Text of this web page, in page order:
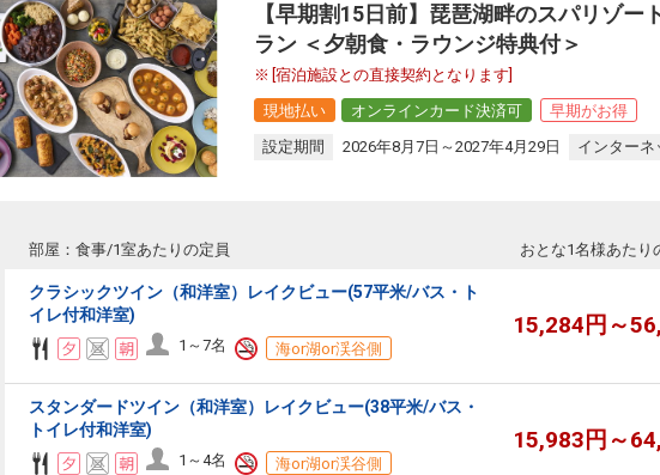
【早期割15日前】琵琶湖畔のスパリゾー
ラン ＜夕朝食・ラウンジ特典付＞
[宿泊施設との直接契約となります]
現地払い
オンラインカード決済可
早期がお得
設定期間
2026年8月7日～2027年4月29日 インターネ
部屋：食事/1室あたりの定員 おとな1名様あたり
クラシックツイン（和洋室）レイクビュー(57平米/バス・ト
イレ付和洋室)
1～7名 海or湖or渓谷側
15,284円～
スタンダードツイン（和洋室）レイクビュー(38平米/バス・
トイレ付和洋室)
1～4名 海or湖or渓谷側
15,983円～